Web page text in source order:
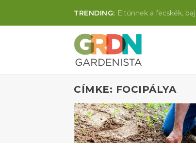
TRENDING: Eltűnnek a fecskék,
CÍMKE: FOCIPÁLYA